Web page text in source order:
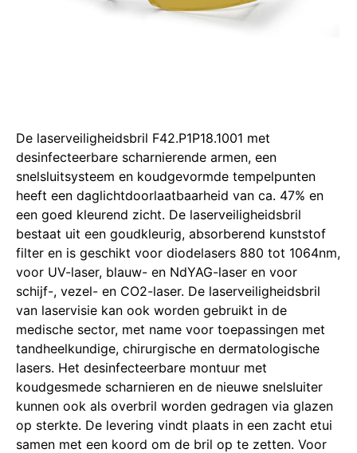
De laserveiligheidsbril F42.P1P18.1001 met
desinfecteerbare scharnierende armen, een
snelsluitsysteem en koudgevormde tempelpunten
heeft een daglichtdoorlaatbaarheid van ca. 47% en
een goed kleurend zicht. De laserveiligheidsbril
bestaat uit een goudkleurig, absorberend kunststof
filter en is geschikt voor diodelasers 880 tot 1064nm,
voor UV-laser, blauw- en NdYAG-laser en voor
schijf-, vezel- en CO2-laser. De laserveiligheidsbril
van laservisie kan ook worden gebruikt in de
medische sector, met name voor toepassingen met
tandheelkundige, chirurgische en dermatologische
lasers. Het desinfecteerbare montuur met
koudgesmede scharnieren en de nieuwe snelsluiter
kunnen ook als overbril worden gedragen via glazen
op sterkte. De levering vindt plaats in een zacht etui
samen met een koord om de bril op te zetten. Voor